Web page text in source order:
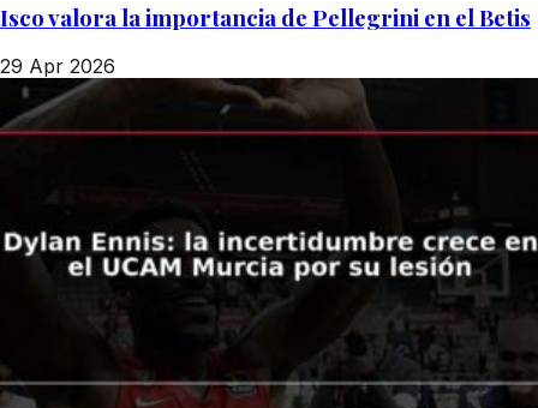
Isco valora la importancia de Pellegrini en el Betis
29 Apr 2026